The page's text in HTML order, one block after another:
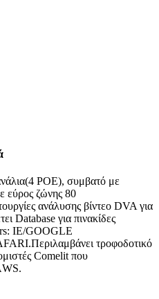
POE), συμβατό με
ζώνης 80
ανάλυσης βίντεο DVA για
Database για πινακίδες
IE/GOOGLE
τροφοδοτικό
Comelit που